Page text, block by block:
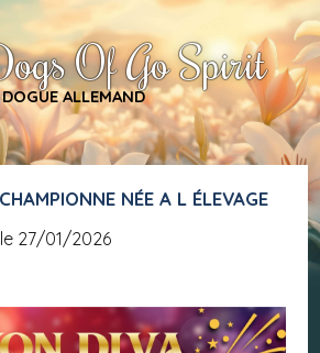
Of Go Spirit
DOGUE ALLEMAND
NÉE A L ÉLEVAGE
27/01/2026